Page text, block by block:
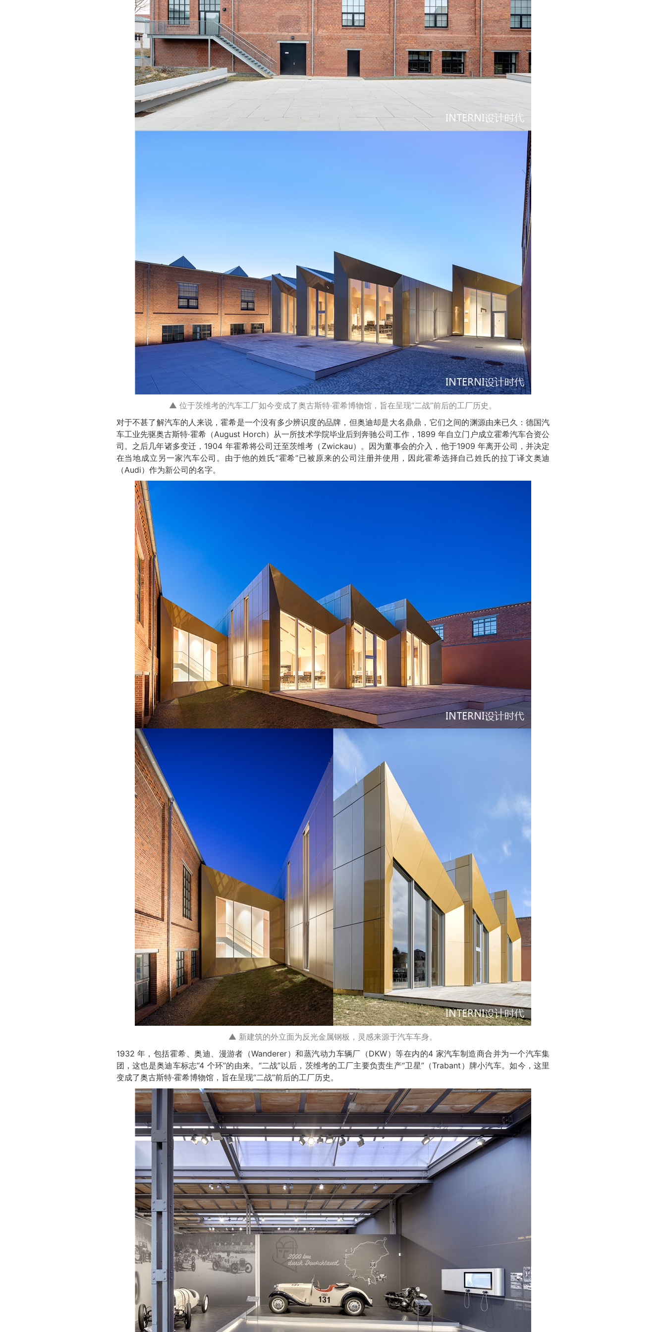
▲ 位于茨维考的汽车工厂如今变成了奥古斯特·霍希博物馆，旨在呈现“二战”前后的工厂历史。
对于不甚了解汽车的人来说，霍希是一个没有多少辨识度的品牌，但奥迪却是大名鼎鼎，它们之间的渊源由来已久：德国汽
车工业先驱奥古斯特·霍希（August Horch）从一所技术学院毕业后到奔驰公司工作，1899 年自立门户成立霍希汽车合资公
司。之后几年诸多变迁，1904 年霍希将公司迁至茨维考（Zwickau）。因为董事会的介入，他于1909 年离开公司，并决定
在当地成立另一家汽车公司。由于他的姓氏“霍希”已被原来的公司注册并使用，因此霍希选择自己姓氏的拉丁译文奥迪
（Audi）作为新公司的名字。
▲ 新建筑的外立面为反光金属钢板，灵感来源于汽车车身。
1932 年，包括霍希、奥迪、漫游者（Wanderer）和蒸汽动力车辆厂（DKW）等在内的4 家汽车制造商合并为一个汽车集
团，这也是奥迪车标志“4 个环”的由来。“二战”以后，茨维考的工厂主要负责生产“卫星”（Trabant）牌小汽车。如今，这里
变成了奥古斯特·霍希博物馆，旨在呈现“二战”前后的工厂历史。